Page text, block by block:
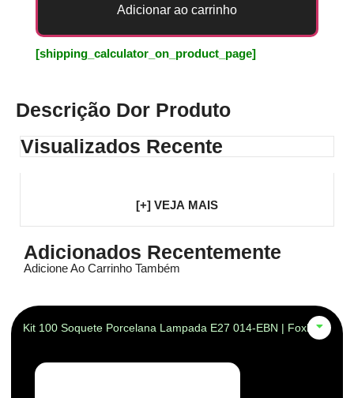
Adicionar ao carrinho
[shipping_calculator_on_product_page]
Descrição Dor Produto
Visualizados Recente
[+] VEJA MAIS
Adicionados Recentemente
Adicione Ao Carrinho Também
Kit 100 Soquete Porcelana Lampada E27 014-EBN | Foxlux